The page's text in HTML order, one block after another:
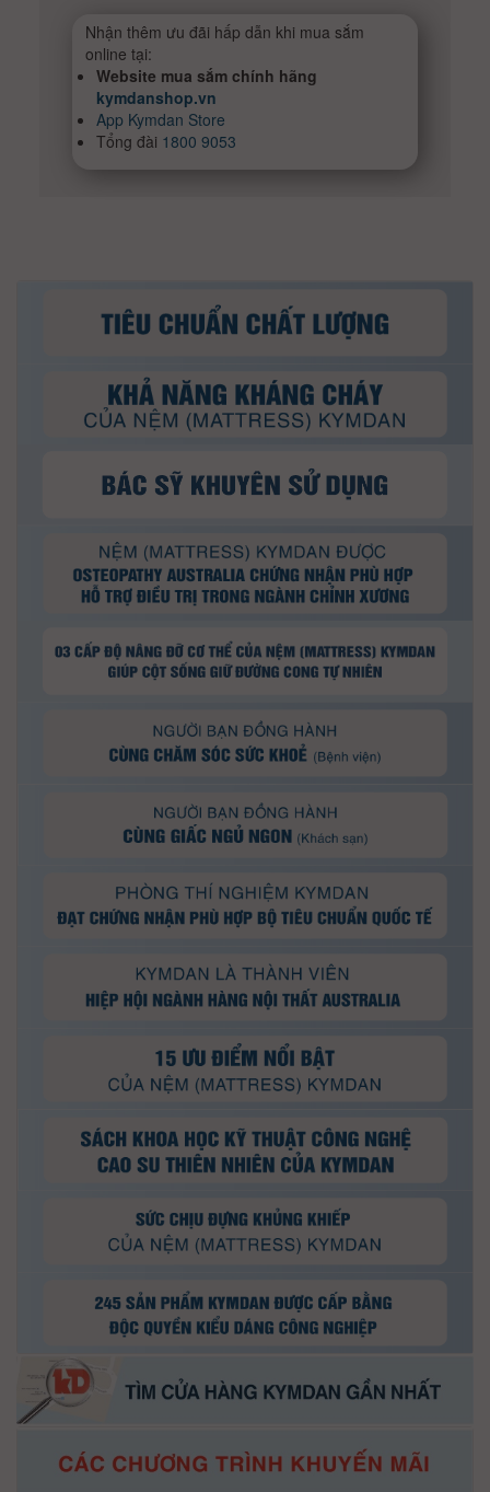
Nhận thêm ưu đãi hấp dẫn khi mua sắm
online tại:
Website mua sắm chính hãng
kymdanshop.vn
App Kymdan Store
Tổng đài 1800 9053